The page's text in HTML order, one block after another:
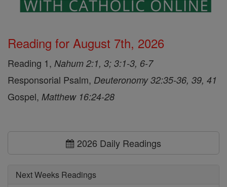
Reading for August 7th, 2026
Reading 1, Nahum 2:1, 3; 3:1-3, 6-7
Responsorial Psalm, Deuteronomy 32:35-36, 39, 41
Gospel, Matthew 16:24-28
2026 Daily Readings
Next Weeks Readings